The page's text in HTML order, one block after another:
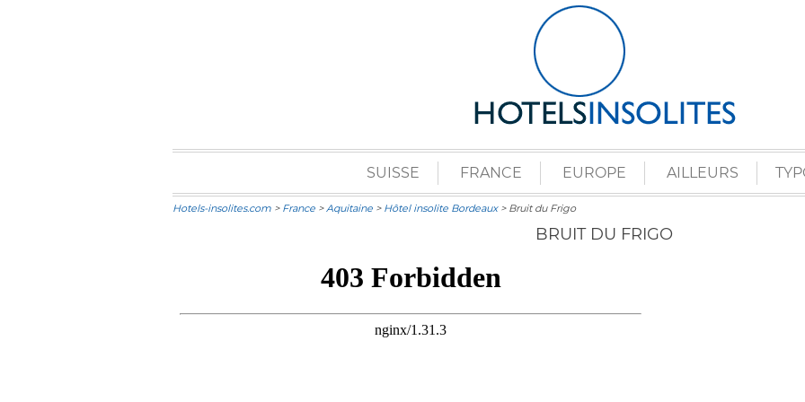
SUISSE FRANCE EUROPE AILLEURS
Hotels-insolites.com > France >Aquitaine > Hôtel insolite Bordeaux> Bruit du Frigo
BRUIT DU FRIGO